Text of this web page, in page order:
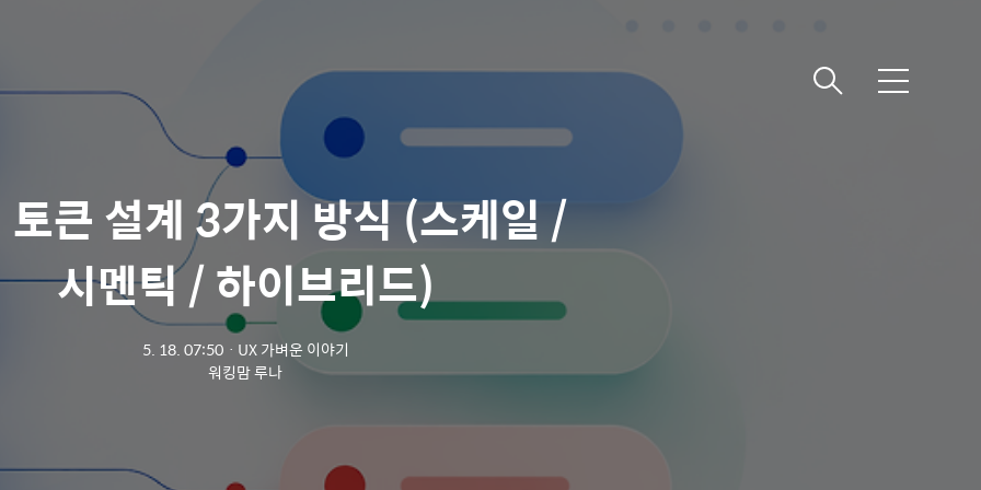
메뉴
토큰 설계 3가지 방식 (스케일 /
시멘틱 / 하이브리드)
5. 18. 07:50ㆍ UX 가벼운 이야기
워킹맘 루나